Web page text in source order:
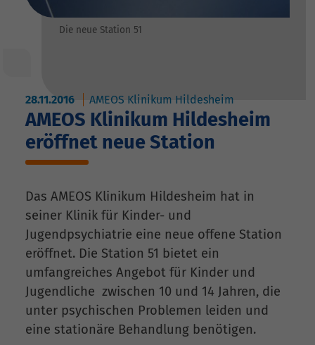
28.11.2016 AMEOS Klinikum Hildesheim
AMEOS Klinikum Hildesheim
eröffnet neue Station
Die neue Station 51
Das AMEOS Klinikum Hildesheim hat in
seiner Klinik für Kinder- und
Jugendpsychiatrie eine neue offene Station
eröffnet. Die Station 51 bietet ein
umfangreiches Angebot für Kinder und
Jugendliche zwischen 10 und 14 Jahren, die
unter psychischen Problemen leiden und
eine stationäre Behandlung benötigen.